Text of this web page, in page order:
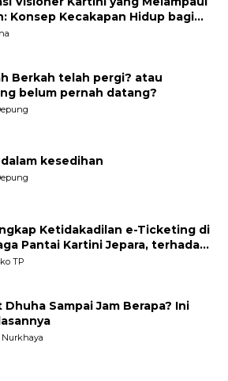
Hidup bagi
Muda
Berkah telah pergi? atau
belum pernah datang?
kesedihan
Ketidakadilan e-Ticketing di
Pantai Kartini Jepara, terhadap
Tradisional
TP
Dhuha Sampai Jam Berapa? Ini
Nurkhaya